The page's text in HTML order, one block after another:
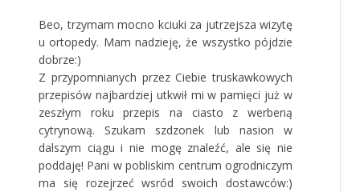
Beo, trzymam mocno kciuki za jutrzejsza wizytę
u ortopedy. Mam nadzieję, że wszystko pójdzie
dobrze:)
Z przypomnianych przez Ciebie truskawkowych
przepisów najbardziej utkwił mi w pamięci już w
zeszłym roku przepis na ciasto z werbeną
cytrynową. Szukam szdzonek lub nasion w
dalszym ciągu i nie mogę znaleźć, ale się nie
poddaję! Pani w pobliskim centrum ogrodniczym
ma się rozejrzeć wsród swoich dostawców:)